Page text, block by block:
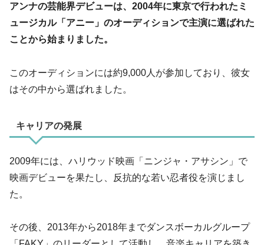
アンナの芸能界デビューは、2004年に東京で行われたミ
ュージカル「アニー」のオーディションで主演に選ばれた
ことから始まりました。
このオーディションには約9,000人が参加しており、彼女
はその中から選ばれました。
キャリアの発展
2009年には、ハリウッド映画「ニンジャ・アサシン」で
映画デビューを果たし、反抗的な若い忍者役を演じまし
た。
その後、2013年から2018年までダンスボーカルグループ